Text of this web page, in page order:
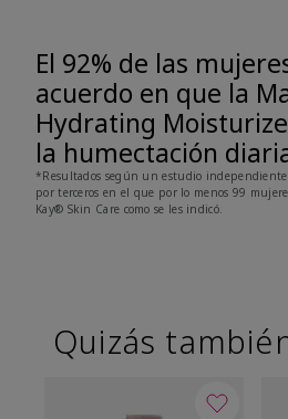
El 92% de las
acuerdo en que la
Hydrating
la humectación
*Resultados según un estudio independiente
por terceros en el que por lo menos 99
Kay® Skin Care como se les indicó.
Quizás